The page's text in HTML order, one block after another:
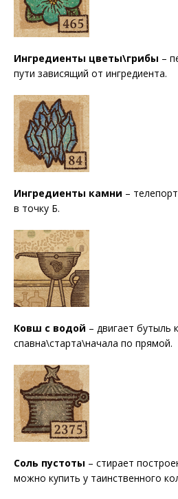
Ингредиенты цветы\грибы –
пути зависящий от ингредиента.
Ингредиенты камни –
в точку Б.
Ковш с водой – двигает бутыль
спавна\старта\начала по прямой.
Соль пустоты – стирает
можно купить у таинственного